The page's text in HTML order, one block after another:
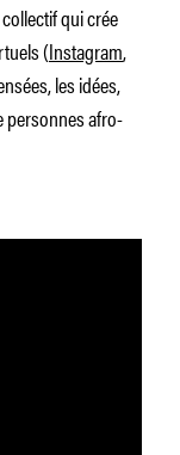
qui crée
(Instagram,
les idées,
personnes afro-